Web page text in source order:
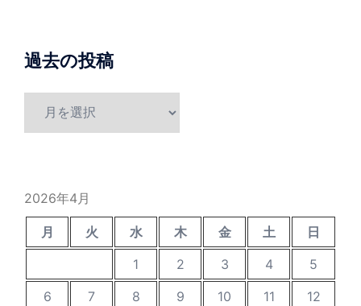
過去の投稿
2026年4月
月 火 水 木 金 土
日
1
2 3 4
5
6
7 8 9 10 11
12